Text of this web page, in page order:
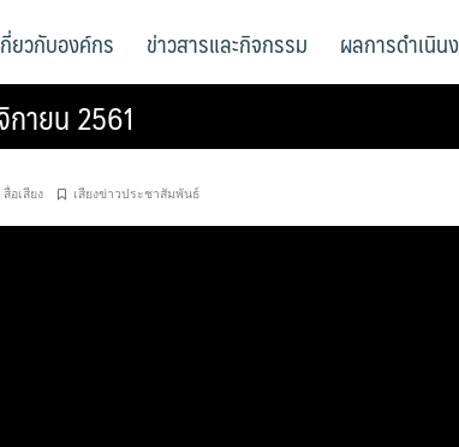
ยวกับองค์กร ข่าวสารและกิจกรรม ผลการดำเนิน
ายน 2561
สื่อเสียง เสียงข่าวประชาสัมพันธ์